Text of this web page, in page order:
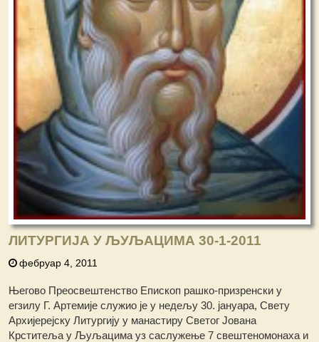
ЛИТУРГИЈА У ЉУЉАЦИМА 30-1-2011
фебруар 4, 2011
Његово Преосвештенство Епископ рашко-призренски у
егзилу Г. Артемије служио је у недељу 30. јануара, Свету
Архијерејску Литургију у манастиру Светог Јована
Крститеља у Љуљацима уз саслужење 7 свештеномонаха и